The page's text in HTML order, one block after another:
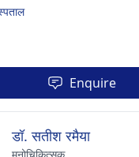
Enquire
डॉ. सतीश रमैया
मनोचिकित्सक